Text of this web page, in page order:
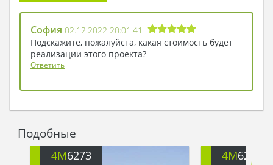
София 02.12.2022 20:01:41
Подскажите, пожалуйста, какая стоимость будет
реализации этого проекта?
Ответить
Подобные
4M6273 4M6273A